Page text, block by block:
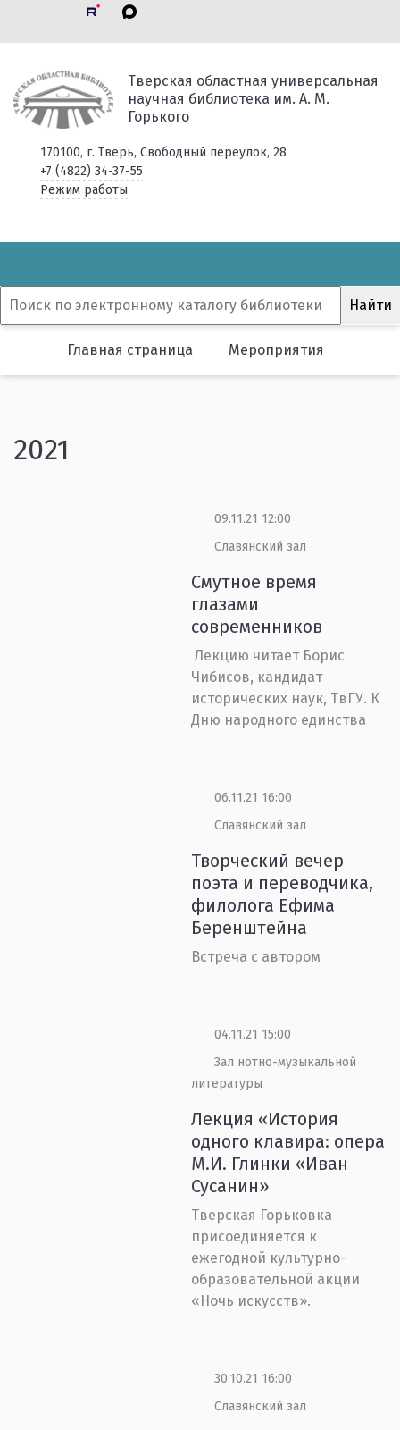
Тверская областная универсальная
научная библиотека им. А. М.
Горького
170100, г. Тверь, Свободный переулок, 28
+7 (4822) 34-37-55
Режим работы
Главная страница Мероприятия
2021
09.11.21 12:00
Славянский зал
Смутное время
глазами
современников
Лекцию читает Борис
Чибисов, кандидат
исторических наук, ТвГУ. К
Дню народного единства
06.11.21 16:00
Славянский зал
Творческий вечер
поэта и переводчика,
филолога Ефима
Беренштейна
Встреча с автором
04.11.21 15:00
Зал нотно-музыкальной
литературы
Лекция «История
одного клавира: опера
М.И. Глинки «Иван
Сусанин»
Тверская Горьковка
присоединяется к
ежегодной культурно-
образовательной акции
«Ночь искусств».
30.10.21 16:00
Славянский зал